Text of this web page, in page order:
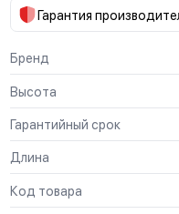
Гарантия
Бренд
Высота
Гарантийный срок
Длина
Код товара